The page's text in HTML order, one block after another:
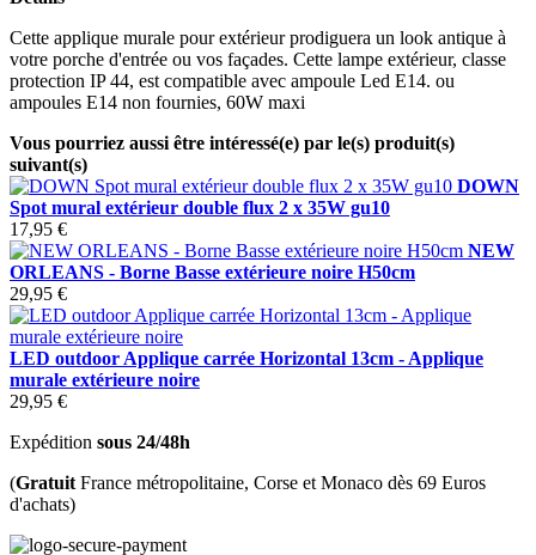
Cette applique murale pour extérieur prodiguera un look antique à
votre porche d'entrée ou vos façades. Cette lampe extérieur, classe
protection IP 44, est compatible avec ampoule Led E14. ou
ampoules E14 non fournies, 60W maxi
Vous pourriez aussi être intéressé(e) par le(s) produit(s)
suivant(s)
DOWN
Spot mural extérieur double flux 2 x 35W gu10
17,95 €
NEW
ORLEANS - Borne Basse extérieure noire H50cm
29,95 €
LED outdoor Applique carrée Horizontal 13cm - Applique
murale extérieure noire
29,95 €
Expédition sous 24/48h
(Gratuit France métropolitaine, Corse et Monaco dès 69 Euros
d'achats)